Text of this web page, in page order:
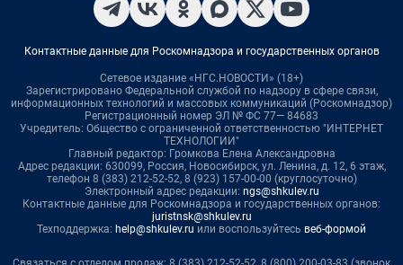
Контактные данные для Роскомнадзора и государственных органов
Сетевое издание «НГС.НОВОСТИ» (18+)
Зарегистрировано Федеральной службой по надзору в сфере связи,
информационных технологий и массовых коммуникаций (Роскомнадзор)
Регистрационный номер ЭЛ № ФС 77— 84683
Учредитель: Общество с ограниченной ответственностью "ИНТЕРНЕТ
ТЕХНОЛОГИИ"
Главный редактор: Громкова Елена Александровна
Адрес редакции: 630099, Россия, Новосибирск, ул. Ленина, д. 12, 6 этаж,
телефон 8 (383) 212-52-52, 8 (923) 157-00-00 (круглосуточно)
Электронный адрес редакции: ngs@shkulev.ru
Контактные данные для Роскомнадзора и государственных органов:
juristnsk@shkulev.ru
Техподдержка: help@shkulev.ru или воспользуйтесь веб-формой